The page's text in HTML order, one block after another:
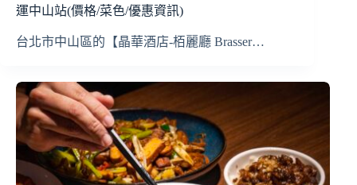
運中山站(價格/菜色/優惠資訊)
台北市中山區的【晶華酒店-栢麗廳 Brasser…